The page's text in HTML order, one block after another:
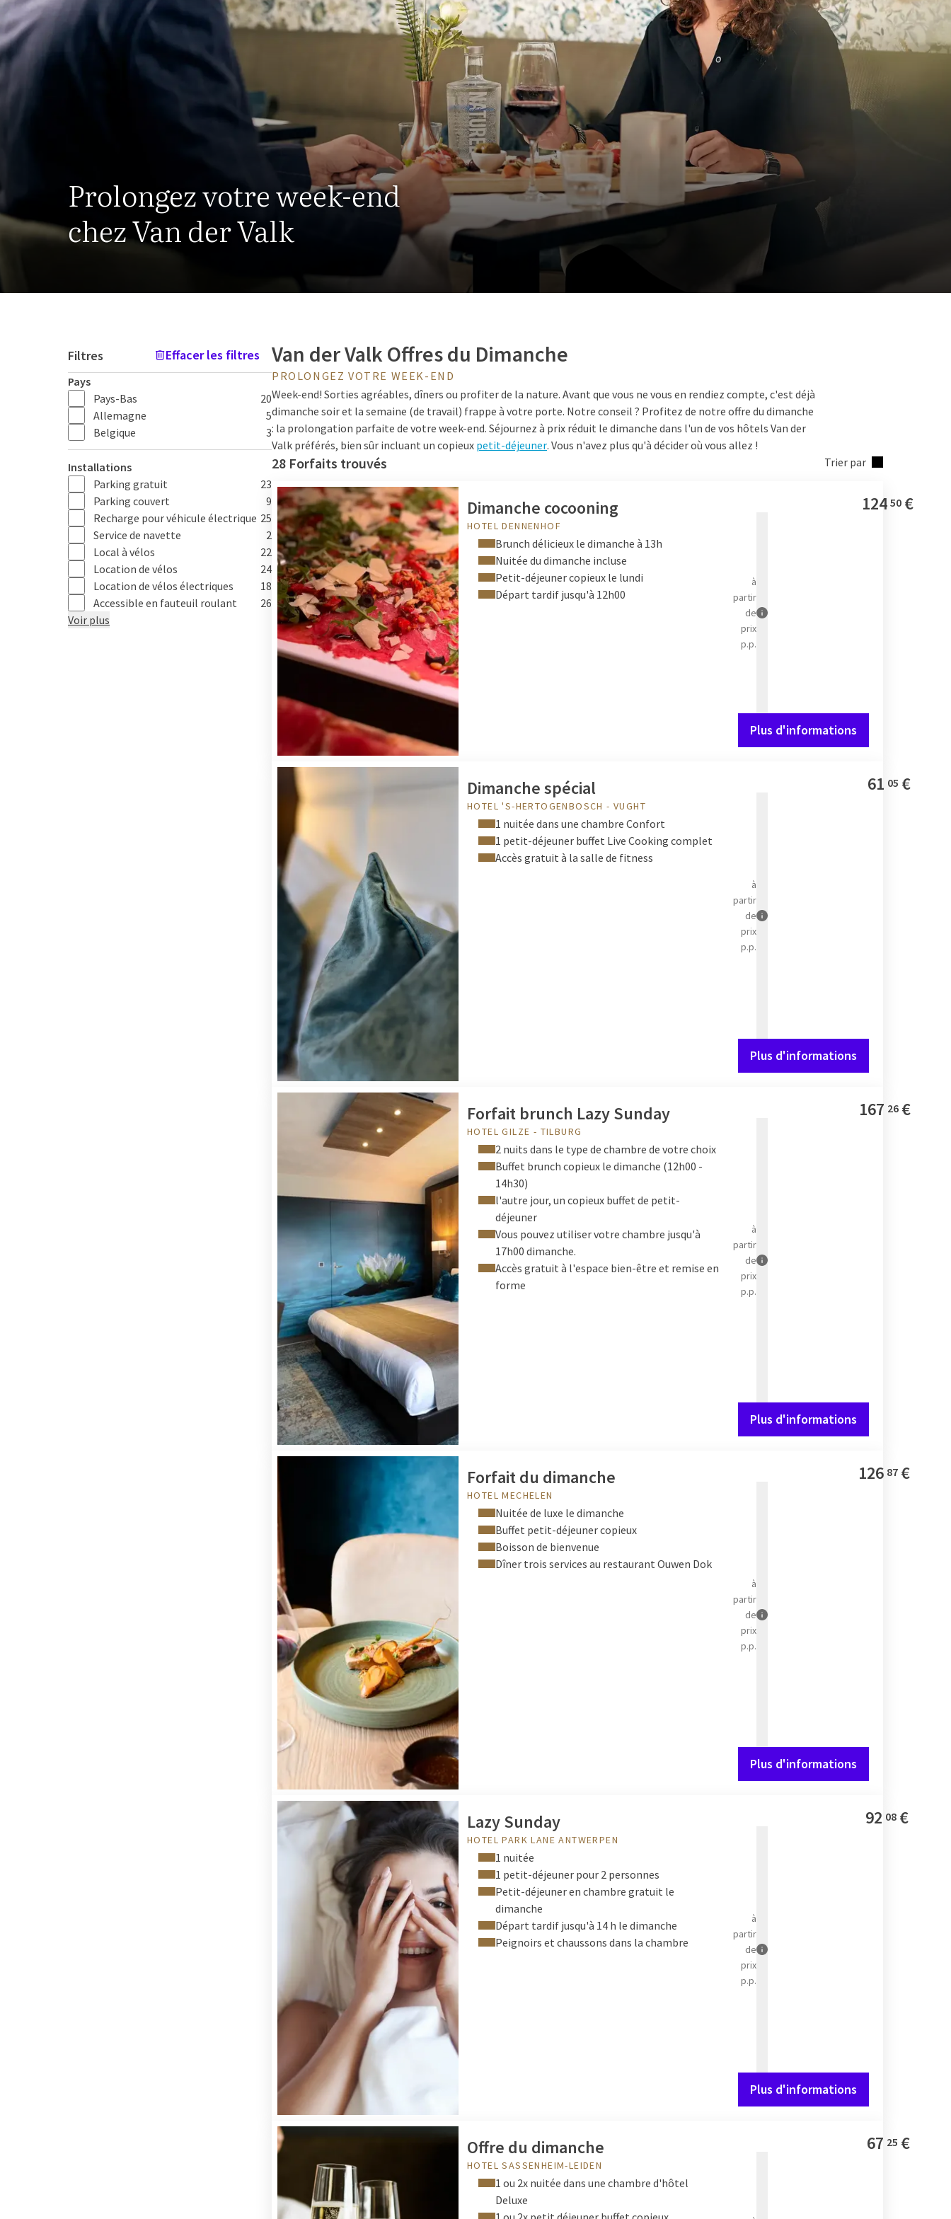
Prolongez votre week-end
chez Van der Valk
Filtres Effacer les filtres
Pays
Pays-Bas
20
Allemagne
5
Belgique
3
Installations
Parking gratuit
23
Parking couvert
9
Recharge pour véhicule électrique 25
Service de navette
2
Local à vélos
22
Location de vélos
24
Location de vélos électriques
18
Accessible en fauteuil roulant
26
Voir plus
Van der Valk Offres du Dimanche
PROLONGEZ VOTRE WEEK-END
Week-end! Sorties agréables, dîners ou profiter de la nature. Avant que vous ne vous en rendiez compte, c'est déjà
dimanche soir et la semaine (de travail) frappe à votre porte. Notre conseil ? Profitez de notre offre du dimanche
: la prolongation parfaite de votre week-end. Séjournez à prix réduit le dimanche dans l'un de vos hôtels Van der
Valk préférés, bien sûr incluant un copieux petit-déjeuner. Vous n'avez plus qu'à décider où vous allez !
Profiter chez Van der Valk
Prêt pour le dimanche Funday ? Partez dimanche vers votre destination, par exemple à deux pas d’une réserve
naturelle incroyable ou d’une belle ville. Enregistrez-vous à l’hôtel Van der Valk de votre choix, il est temps de
vous détendre dans votre chambre confortable (et de vous affaler sur votre lit, bien sûr). Plongez dans le
êtreet portons un toast au week-end lors d'un délicieux dîner à larestaurant
. Après une bonne nuit, vous pouvez
presque sentir l'odeur des croissants fraîchement cuits et du café ! Le buffet petit-déjeuner copieux est prêt pour
vous, une nouvelle journée commence !
Séjourner à prix avantageux
Pouvons-nous vous accueillir bientôt ? Découvrez rapidement ci-dessous dans quels hôtels Van der Valk vous
pouvez passer une nuit à prix réduit le dimanche. Optez pour une escapade romantique ou profitez sans souci
avec toute la famille. Quoi qu'il en soit, ce sera un dimanche inoubliable !
28 Forfaits trouvés Trier par
Dimanche cocooning
HOTEL DENNENHOF
Brunch délicieux le dimanche à 13h
Nuitée du dimanche incluse
Petit-déjeuner copieux le lundi
Départ tardif jusqu'à 12h00
124 50 €
à
partir
de
prix
p.p.
Plus d'informations
Dimanche spécial
HOTEL 'S-HERTOGENBOSCH - VUGHT
1 nuitée dans une chambre Confort
1 petit-déjeuner buffet Live Cooking complet
Accès gratuit à la salle de fitness
61 05 €
à
partir
de
prix
p.p.
Plus d'informations
Forfait brunch Lazy Sunday
HOTEL GILZE - TILBURG
2 nuits dans le type de chambre de votre choix
Buffet brunch copieux le dimanche (12h00 -
14h30)
l'autre jour, un copieux buffet de petit-
déjeuner
Vous pouvez utiliser votre chambre jusqu'à
17h00 dimanche.
Accès gratuit à l'espace bien-être et remise en
forme
167 26 €
à
partir
de
prix
p.p.
Plus d'informations
Forfait du dimanche
HOTEL MECHELEN
Nuitée de luxe le dimanche
Buffet petit-déjeuner copieux
Boisson de bienvenue
Dîner trois services au restaurant Ouwen Dok
126 87 €
à
partir
de
prix
p.p.
Plus d'informations
Lazy Sunday
HOTEL PARK LANE ANTWERPEN
1 nuitée
1 petit-déjeuner pour 2 personnes
Petit-déjeuner en chambre gratuit le
dimanche
Départ tardif jusqu'à 14 h le dimanche
Peignoirs et chaussons dans la chambre
92 08 €
à
partir
de
prix
p.p.
Plus d'informations
Offre du dimanche
HOTEL SASSENHEIM-LEIDEN
1 ou 2x nuitée dans une chambre d'hôtel
Deluxe
67 25 €